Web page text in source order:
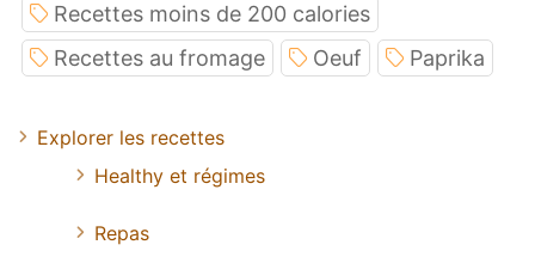
Recettes moins de 200 calories
Recettes au fromage
Oeuf Paprika
Explorer les recettes
Healthy et régimes
Repas